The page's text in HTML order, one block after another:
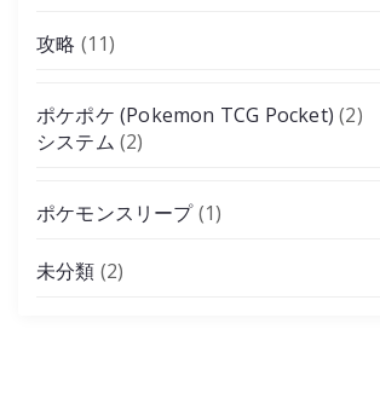
攻略 (11)
ポケポケ (Pokemon TCG Pocket) (2)
システム (2)
ポケモンスリープ(1)
未分類 (2)